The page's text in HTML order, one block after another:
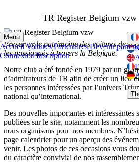
TR Register Belgium vzw
Menu
AccueilVoitures Partenaires Devenir
Connexion/Inscription
Préserver le patrimoine des voitures de
les passionnés à travers la Belgique.
Notre club a été fondé en 1979 par un
d’admirateurs de TR afin de créer un lieu
les personnes intéressées par l’univers
national qu’international.
Des nouvelles importantes et intéressantes
publiées sur le site, notamment les
nous organisons pour nos membres.
page calendrier pour un aperçu des
venir. Les photos de ces occasions vous
du caractère convivial de nos